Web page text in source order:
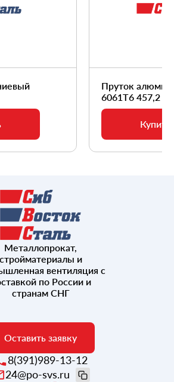
Пруток
6061Т6 457,2
Купить
Металлопрокат,
стройматериалы и
вентиляция с
по России и
странам СНГ
Оставить заявку
8(391)989-13-12
24@po-svs.ru